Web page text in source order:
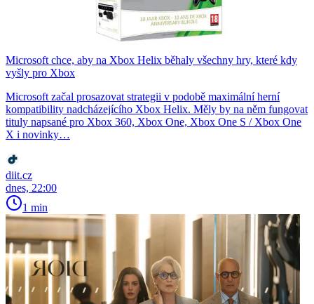
Microsoft chce, aby na Xbox Helix běhaly všechny hry, které kdy
vyšly pro Xbox
Microsoft začal prosazovat strategii v podobě maximální herní
kompatibility nadcházejícího Xbox Helix. Měly by na něm fungovat
tituly napsané pro Xbox 360, Xbox One, Xbox One S / Xbox One
X i novinky…
diit.cz
dnes, 22:00
1 min